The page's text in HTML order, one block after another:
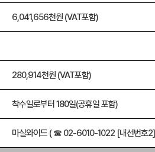
6,041,656천원 (VAT포함)
280,914천원 (VAT포함)
착수일로부터 180일(공휴일 포함)
마실와이드 ( ☎ 02-6010-1022 [내선번